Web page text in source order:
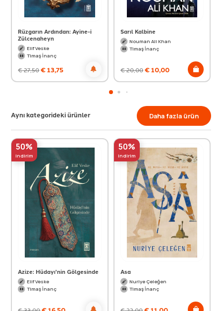
Rüzgarın Ardından: Ayine-i
Zülcenaheyn
Elif Veske
Timaş İnanç
€27,50€13,75
Sarıl Kalbine
Nouman Ali Khan
Timaş İnanç
€20,00€10,00
Aynı kategorideki ürünler Daha fazla ürün
50%
indirim
Azize: Hüdayı'nin Gölgesinde
Elif Veske
Timaş İnanç
50%
indirim
Asa
Nuriye Çeleğen
Timaş İnanç